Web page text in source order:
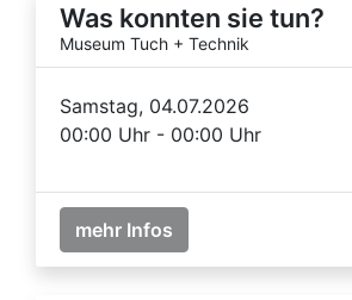
Was konnten sie tun?
Museum Tuch + Technik
Samstag, 04.07.2026
00:00 Uhr - 00:00 Uhr
mehr Infos